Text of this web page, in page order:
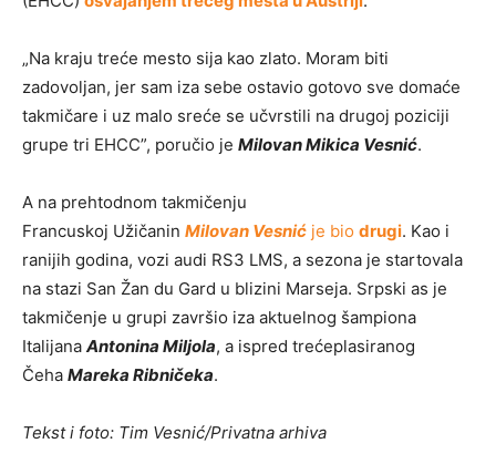
„Na kraju treće mesto sija kao zlato. Moram biti
zadovoljan, jer sam iza sebe ostavio gotovo sve domaće
takmičare i uz malo sreće se učvrstili na drugoj poziciji
grupe tri EHCC”, poručio je Milovan Mikica Vesnić.
A na prehtodnom takmičenju
Francuskoj Užičanin Milovan Vesnić je bio drugi. Kao i
ranijih godina, vozi audi RS3 LMS, a sezona je startovala
na stazi San Žan du Gard u blizini Marseja. Srpski as je
takmičenje u grupi završio iza aktuelnog šampiona
Italijana Antonina Miljola, a ispred trećeplasiranog
Čeha Mareka Ribničeka.
Tekst i foto: Tim Vesnić/Privatna arhiva